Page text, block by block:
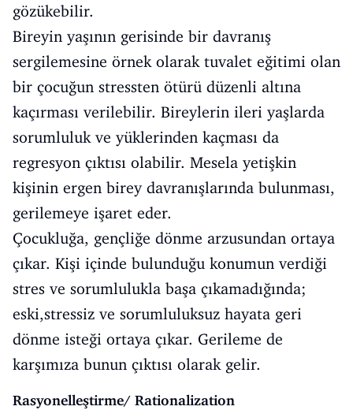
gözükebilir.
Bireyin yaşının gerisinde bir davranış
sergilemesine örnek olarak tuvalet eğitimi olan
bir çocuğun stressten ötürü düzenli altına
kaçırması verilebilir. Bireylerin ileri yaşlarda
sorumluluk ve yüklerinden kaçması da
regresyon çıktısı olabilir. Mesela yetişkin
kişinin ergen birey davranışlarında bulunması,
gerilemeye işaret eder.
Çocukluğa, gençliğe dönme arzusundan ortaya
çıkar. Kişi içinde bulunduğu konumun verdiği
stres ve sorumlulukla başa çıkamadığında;
eski,stressiz ve sorumluluksuz hayata geri
dönme isteği ortaya çıkar. Gerileme de
karşımıza bunun çıktısı olarak gelir.
Rasyonelleştirme/ Rationalization